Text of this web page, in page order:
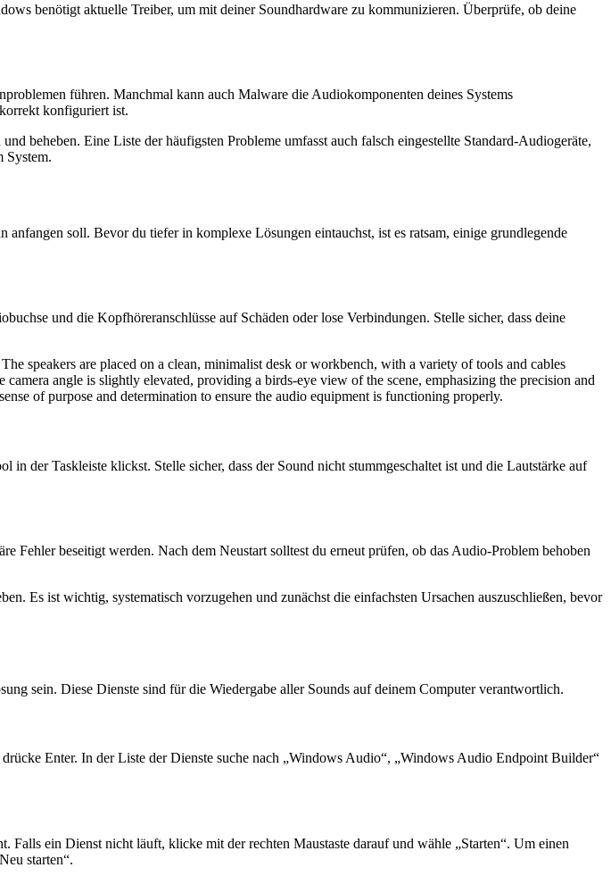
benötigt aktuelle Treiber, um mit deiner Soundhardware zu kommunizieren. Überprüfe, ob deine
führen. Manchmal kann auch Malware die Audiokomponenten deines Systems
konfiguriert ist.
beheben. Eine Liste der häufigsten Probleme umfasst auch falsch eingestellte Standard-Audiogeräte,
System.
soll. Bevor du tiefer in komplexe Lösungen eintauchst, ist es ratsam, einige grundlegende
und die Kopfhöreranschlüsse auf Schäden oder lose Verbindungen. Stelle sicher, dass deine
der Taskleiste klickst. Stelle sicher, dass der Sound nicht stummgeschaltet ist und die Lautstärke auf
Fehler beseitigt werden. Nach dem Neustart solltest du erneut prüfen, ob das Audio-Problem behoben
Es ist wichtig, systematisch vorzugehen und zunächst die einfachsten Ursachen auszuschließen, bevor
sein. Diese Dienste sind für die Wiedergabe aller Sounds auf deinem Computer verantwortlich.
Enter. In der Liste der Dienste suche nach „Windows Audio“, „Windows Audio Endpoint Builder“
Falls ein Dienst nicht läuft, klicke mit der rechten Maustaste darauf und wähle „Starten“. Um einen
starten“.